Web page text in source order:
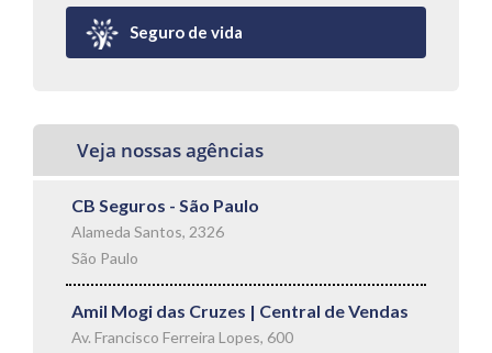
Seguro de vida
Veja nossas agências
CB Seguros - São Paulo
Alameda Santos, 2326
São Paulo
Amil Mogi das Cruzes | Central de Vendas
Av. Francisco Ferreira Lopes, 600